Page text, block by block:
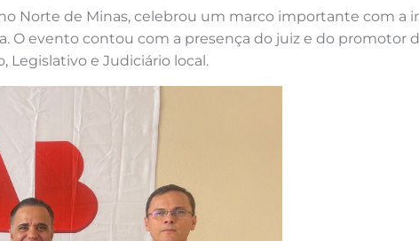
no Norte de Minas, celebrou um marco importante com a
O evento contou com a presença do juiz e do promotor
Legislativo e Judiciário local.